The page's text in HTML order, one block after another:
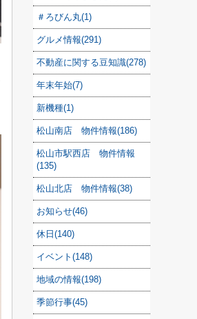
＃ろびん丸(1)
グルメ情報(291)
不動産に関する豆知識(278)
年末年始(7)
新機種(1)
松山南店 物件情報(186)
松山市駅西店 物件情報
(135)
松山北店 物件情報(38)
お知らせ(46)
休日(140)
イベント(148)
地域の情報(198)
季節行事(45)